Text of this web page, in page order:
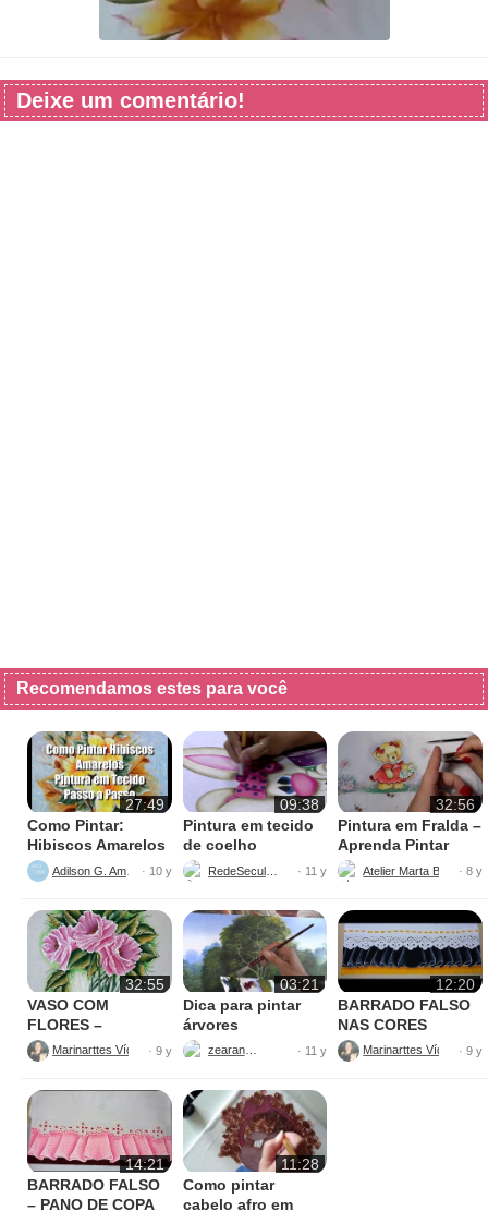
Deixe um comentário!
Recomendamos estes para você
27:49
Como Pintar:
Hibiscos Amarelos
· 10 y
09:38
Pintura em tecido
de coelho
RedeSeculo21 · 11 y
32:56
Pintura em Fralda –
Aprenda Pintar
Ursinha
Atelier Marta Beatriz· 8 y
32:55
VASO COM
FLORES –
PINTURAS
· 9 y
03:21
Dica para pintar
árvores
zearantes · 11 y
12:20
BARRADO FALSO
NAS CORES
AMARELO E
PRETO
· 9 y
14:21
BARRADO FALSO
– PANO DE COPA
11:28
Como pintar
cabelo afro em